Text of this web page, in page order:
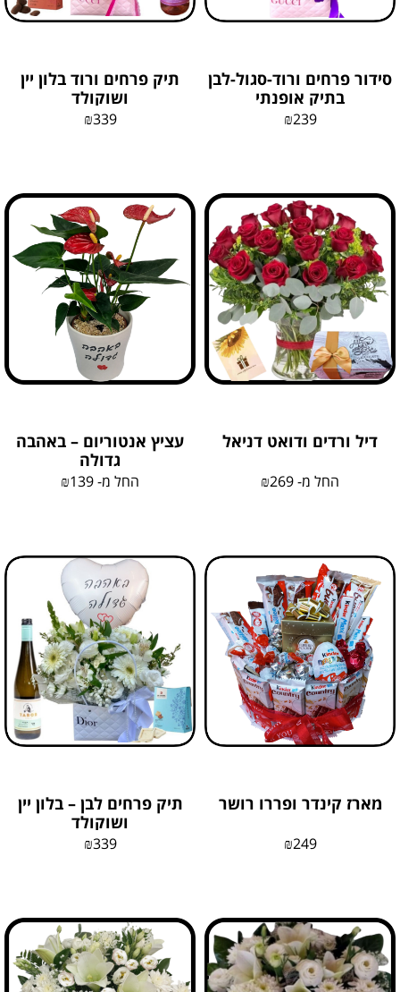
סידור פרחים ורוד-סגול-לבן
בתיק אופנתי
₪239
תיק פרחים ורוד בלון יין
ושוקולד
₪339
דיל ורדים ודואט דניאל
החל מ- ₪269
עציץ אנטוריום – באהבה
גדולה
החל מ- ₪139
מארז קינדר ופררו רושר
₪249
תיק פרחים לבן – בלון יין
ושוקולד
₪339